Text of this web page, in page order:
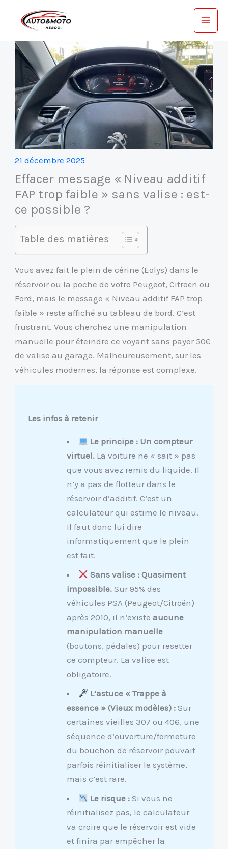
21 décembre 2025
Effacer message « Niveau additif
FAP trop faible » sans valise : est-
ce possible ?
Table des matières
Vous avez fait le plein de cérine (Eolys) dans le
réservoir ou la poche de votre Peugeot, Citroën ou
Ford, mais le message « Niveau additif FAP trop
faible » reste affiché au tableau de bord. C’est
frustrant. Vous cherchez une manipulation
manuelle pour éteindre ce voyant sans payer 50€
de valise au garage. Malheureusement, sur les
véhicules modernes, la réponse est complexe.
Les infos à retenir
Le principe : Un compteur
virtuel.La voiture ne « sait » pas
que vous avez remis du liquide. Il
n’y a pas de flotteur dans le
réservoir d’additif. C’est un
calculateur qui estime le niveau.
Il faut donc lui dire
informatiquement que le plein
est fait.
Sans valise : Quasiment
impossible.Sur 95% des
véhicules PSA (Peugeot/Citroën)
après 2010, il n’existe aucune
manipulation manuelle
(boutons, pédales) pour resetter
ce compteur. La valise est
obligatoire.
L’astuce « Trappe à
essence » (Vieux modèles) :Sur
certaines vieilles 307 ou 406, une
séquence d’ouverture/fermeture
du bouchon de réservoir pouvait
parfois réinitialiser le système,
mais c’est rare.
Le risque : Si vous ne
réinitialisez pas, le calculateur
va croire que le réservoir est vide
et finira par empêcher la